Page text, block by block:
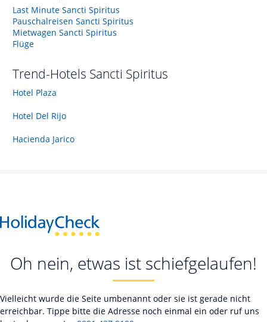
Last Minute Sancti Spiritus
Pauschalreisen Sancti Spiritus
Mietwagen Sancti Spiritus
Flüge
Trend-Hotels Sancti Spiritus
Hotel Plaza
Hotel Del Rijo
Hacienda Jarico
Oh nein, etwas ist schiefgelaufen!
Vielleicht wurde die Seite umbenannt oder sie ist gerade nicht
erreichbar. Tippe bitte die Adresse noch einmal ein oder ruf uns